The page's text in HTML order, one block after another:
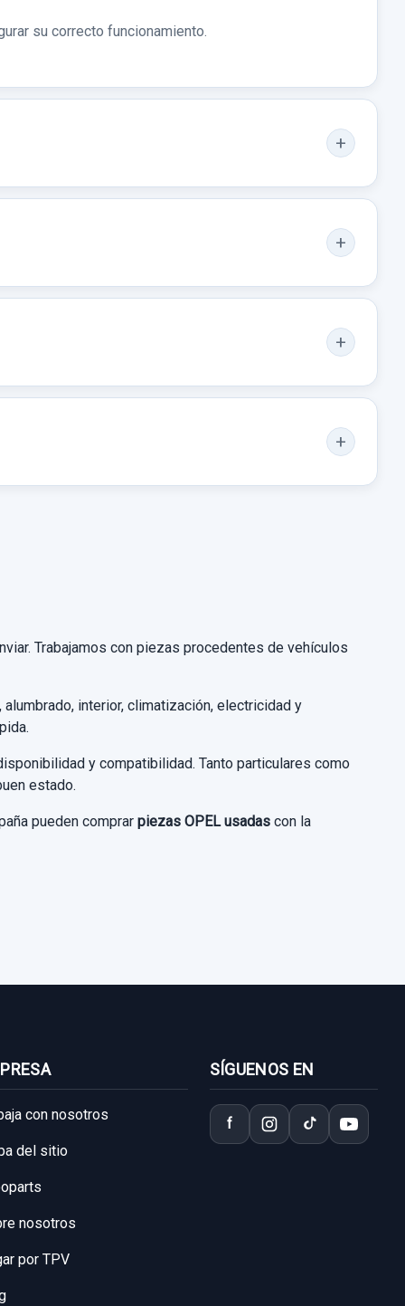
su correcto funcionamiento.
Trabajamos con piezas procedentes de vehículos
interior, climatización, electricidad y
y compatibilidad. Tanto particulares como
estado.
pueden comprar piezas OPEL usadas con la
con nosotros
del sitio
nosotros
por TPV
SÍGUENOS EN
f